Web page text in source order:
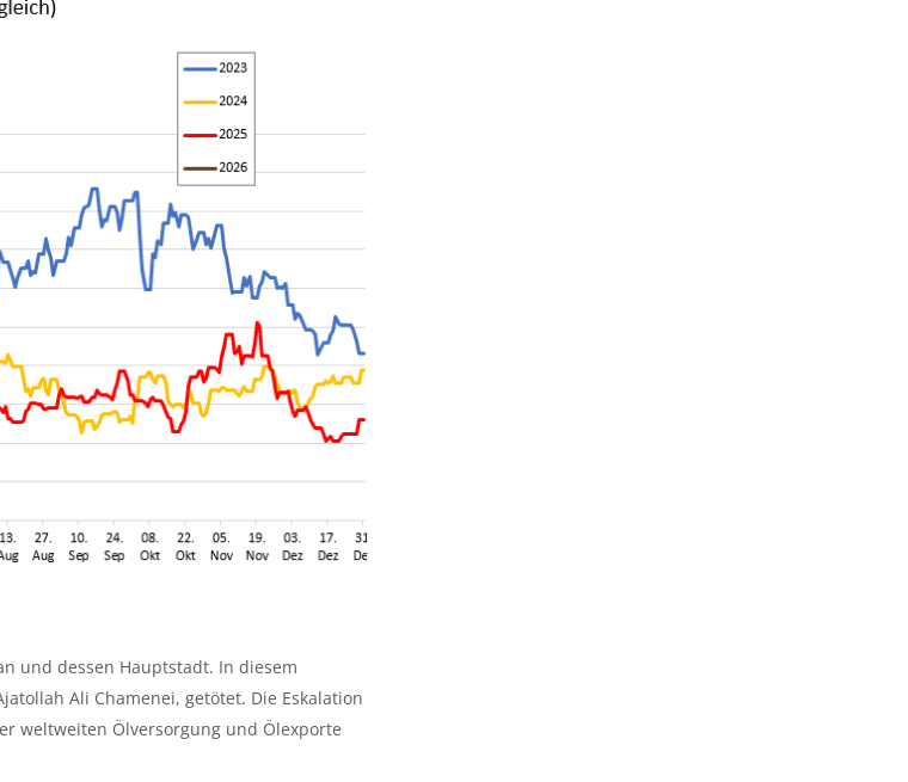
und dessen Hauptstadt. In diesem
Ali Chamenei, getötet. Die Eskalation
weltweiten Ölversorgung und Ölexporte